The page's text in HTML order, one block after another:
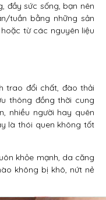
đầy sức sống, bạn nên
tuần bằng những sản
từ các nguyên liệu
trao đổi chất, đào thải
thông đồng thời cung
nhiều người hay quên
là thói quen không tốt
khỏe mạnh, da căng
không bị khô, nứt nẻ